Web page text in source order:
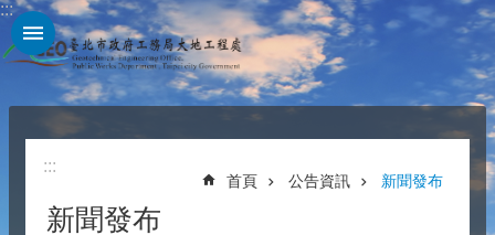
跳到主要內容區塊
:::
:::
首頁 公告資訊 新聞發布
新聞發布